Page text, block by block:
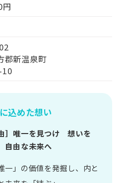
郡新温泉町
10
込めた想い
唯一を​見つけ 想いを​
由な​未来へ
」の​価値を​発掘し、 内と​